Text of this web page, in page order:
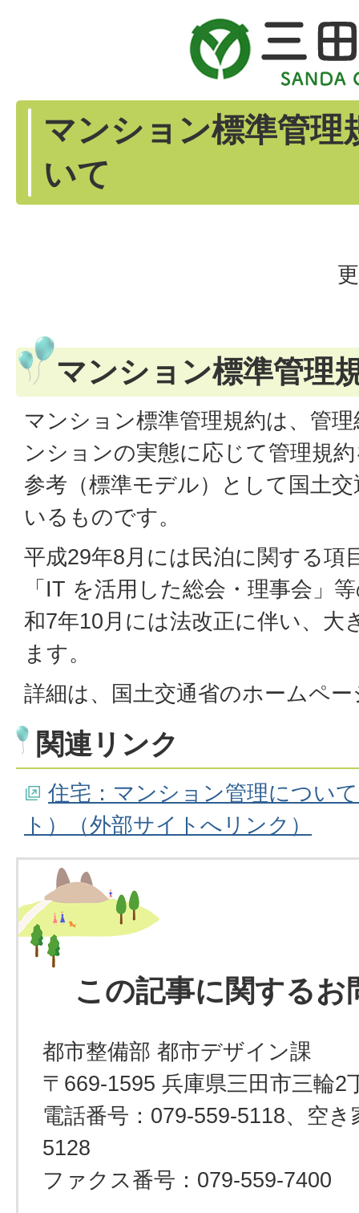
マンション標準管理
いて
マンション標準管理
マンション標準管理規約は、管
ンションの実態に応じて管理規
参考（標準モデル）として国土
いるものです。
平成29年8月には民泊に関する項
「IT を活用した総会・理事会」
和7年10月には法改正に伴い、大
ます。
詳細は、国土交通省のホームペ
関連リンク
住宅：マンション管理につい
ト）（外部サイトへリンク）
この記事に関するお
都市整備部 都市デザイン課
〒669-1595 兵庫県三田市三輪2
電話番号：079-559-5118、空
5128
ファクス番号：079-559-7400